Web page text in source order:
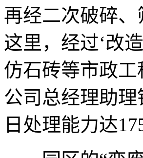
再经二次破碎、
这里，经过‘改
仿石砖等市政
公司总经理助
日处理能力达